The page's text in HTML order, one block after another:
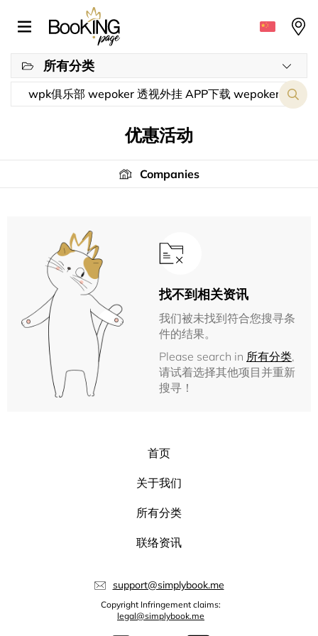
所有分类
优惠活动
Companies
找不到相关资讯
我们被未找到符合您搜寻条
件的结果。
Please search in 所有分类,
请试着选择其他项目并重新
搜寻！
首页
关于我们
所有分类
联络资讯
support@simplybook.me
Copyright Infringement claims:
legal@simplybook.me